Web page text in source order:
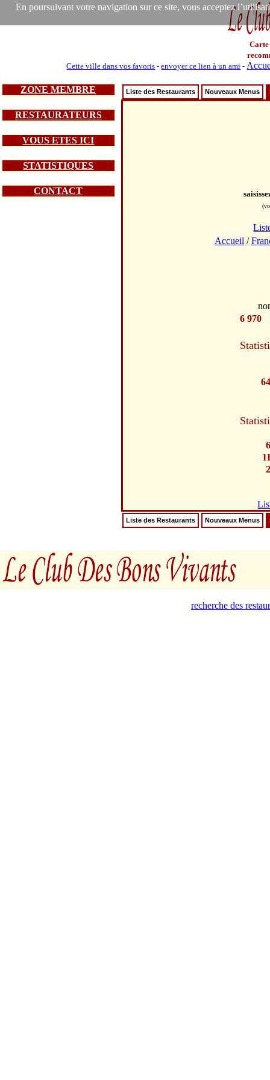
En poursuivant votre navigation sur ce site, vous acceptez
Carte
Cette ville dans vos favoris -envoyer ce lien à un ami -
ZONE MEMBRE
RESTAURATEURS
VOUS ETES ICI
STATISTIQUES
CONTACT
Liste des Restaurants Nouveaux Menus
Accueil /
6 970
Liste des Restaurants Nouveaux Menus
recherche des